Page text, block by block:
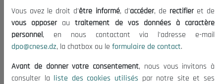
Informations utiles
Appels d'offres et Consultations
Mentions Légales
Conditions d'Utilisation
Politique de Protection des Données
Vous avez le droit d'être informé, d'accéder, de rectifieret de
vous opposerautraitement de vos données à caractère
personnel, en nous contactant via l'adresse e-mail
dpo@cnese.dz, la chatbox ou le formulaire de contact.
Avant de donner votre consentement, nous vous invitons à
consulter la liste des cookies utilisés par notre site et ses